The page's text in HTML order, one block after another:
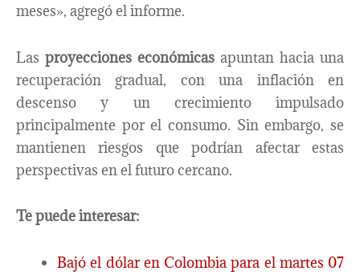
meses», agregó el informe.
Las proyecciones económicas apuntan hacia una
recuperación gradual, con una inflación en
descenso y un crecimiento impulsado
principalmente por el consumo. Sin embargo, se
mantienen riesgos que podrían afectar estas
perspectivas en el futuro cercano.
Te puede interesar:
Bajó el dólar en Colombia para el martes 07